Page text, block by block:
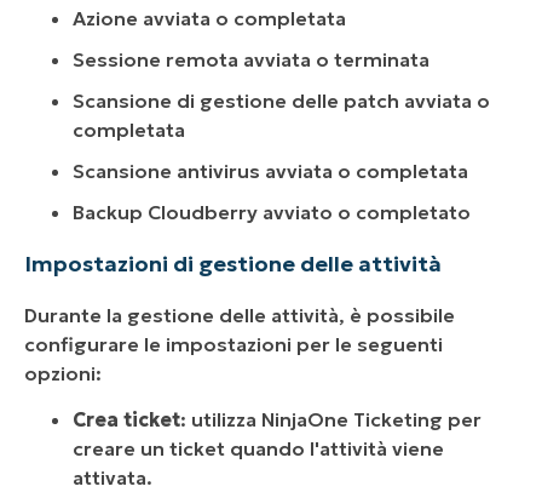
Azione avviata o completata
Sessione remota avviata o terminata
Scansione di gestione delle patch avviata o
completata
Scansione antivirus avviata o completata
Backup Cloudberry avviato o completato
Impostazioni di gestione delle attività
Durante la gestione delle attività, è possibile
configurare le impostazioni per le seguenti
opzioni:
Crea ticket: utilizza NinjaOne Ticketing per
creare un ticket quando l'attività viene
attivata.